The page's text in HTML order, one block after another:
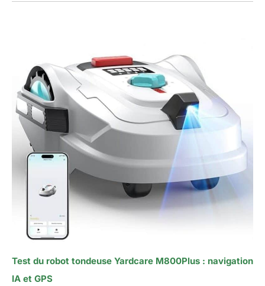
Test du robot tondeuse Yardcare M800Plus : navigation
IA et GPS